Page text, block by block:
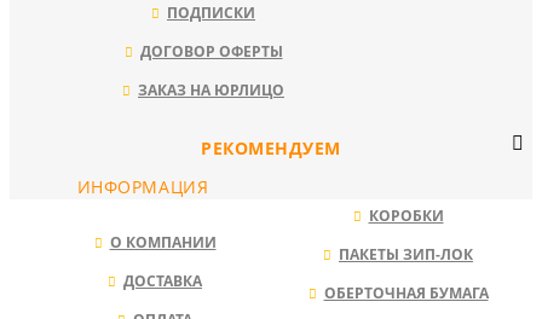
ПОДПИСКИ
ДОГОВОР ОФЕРТЫ
ЗАКАЗ НА ЮРЛИЦО
РЕКОМЕНДУЕМ
КОРОБКИ
ПАКЕТЫ ЗИП-ЛОК
ОБЕРТОЧНАЯ БУМАГА
ИНФОРМАЦИЯ
О КОМПАНИИ
ДОСТАВКА